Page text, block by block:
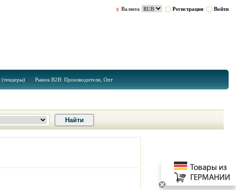
Валюта Регистрация Войти
(тендеры) Рынок B2B: Производители, Опт